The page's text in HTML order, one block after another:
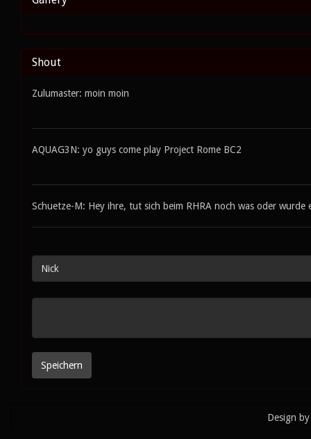
Shout
Zulumaster: moin moin
AQUAG3N: yo guys come play Project Rome BC2
Schuetze-M: Hey ihre, tut sich beim RHRA noch was oder wurde
Design